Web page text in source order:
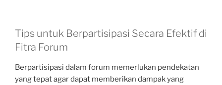
Tips untuk Berpartisipasi Secara Efektif di
Fitra Forum
Berpartisipasi dalam forum memerlukan pendekatan
yang tepat agar dapat memberikan dampak yang